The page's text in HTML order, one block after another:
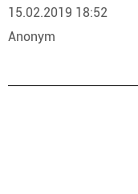
15.02.2019 18:52
Anonym